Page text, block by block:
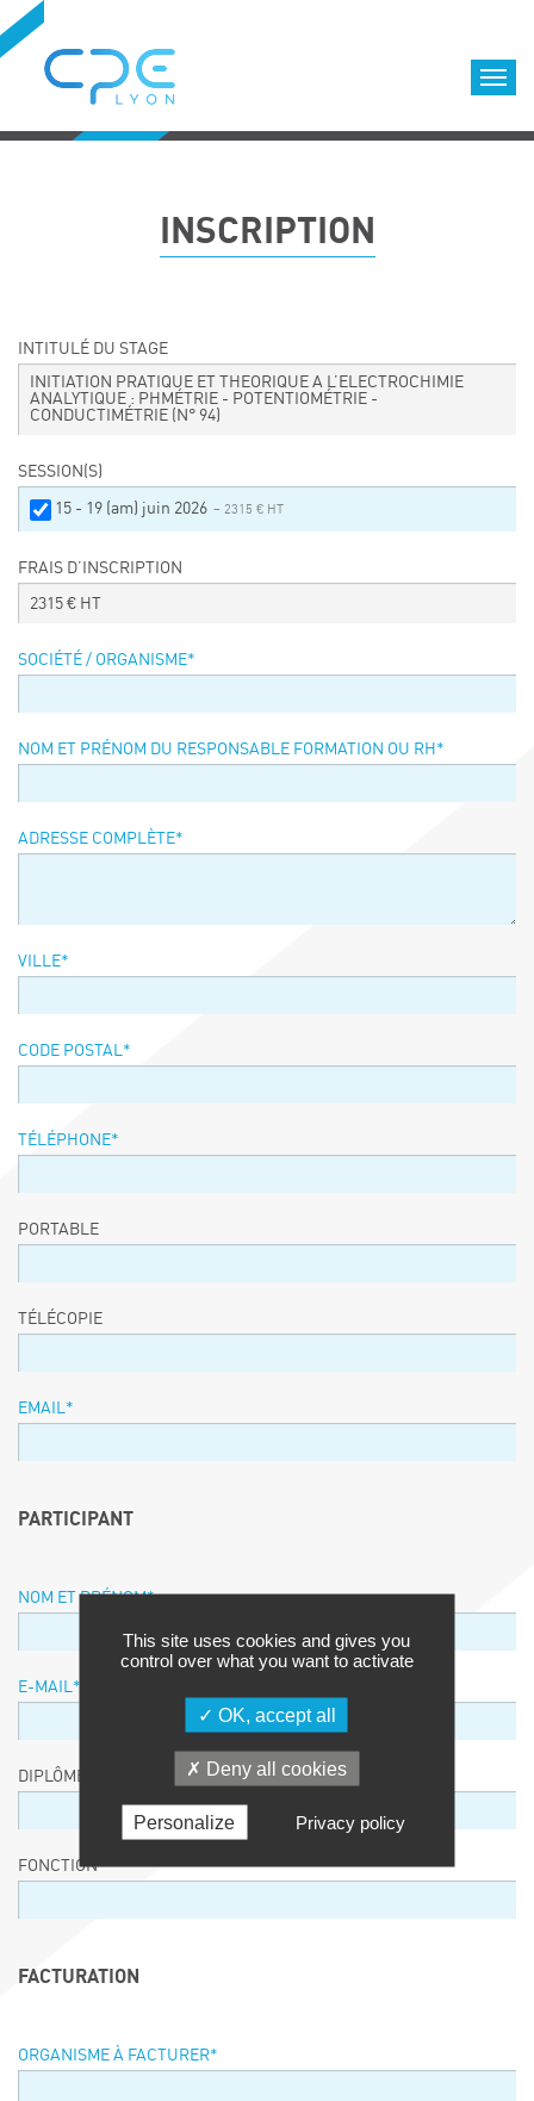
Formations diplômantes
Equipe
Nous choisir
Nos locaux
Accès
Nos clients
Événements
Symposium on Chain Transfer Catalysis for
FRENCH-CHINESE CONFERENCE ON GREEN
CHEMISTRY
Contacts
INSCRIPTION
INTITULÉ DU STAGE
INITIATION PRATIQUE ET THEORIQUE A L’ELECTROCHIMIE
ANALYTIQUE : PHMÉTRIE - POTENTIOMÉTRIE -
CONDUCTIMÉTRIE (N° 94)
SESSION(S)
15 - 19 (am) juin 2026 – 2315 € HT
FRAIS D’INSCRIPTION
2315 € HT
SOCIÉTÉ / ORGANISME*
NOM ET PRÉNOM DU RESPONSABLE FORMATION OU RH *
ADRESSE COMPLÈTE*
VILLE*
CODE POSTAL*
TÉLÉPHONE*
PORTABLE
TÉLÉCOPIE
EMAIL *
PARTICIPANT
NOM ET PRÉNOM*
E-MAIL *
DIPLÔME / EQUIVALENCE / NIVEAU
FONCTION
FACTURATION
ORGANISME À FACTURER*
Cookies management panel
This site uses cookies and gives you
control over what you want to activate
OK, accept all
Deny all cookies
Personalize Privacy policy